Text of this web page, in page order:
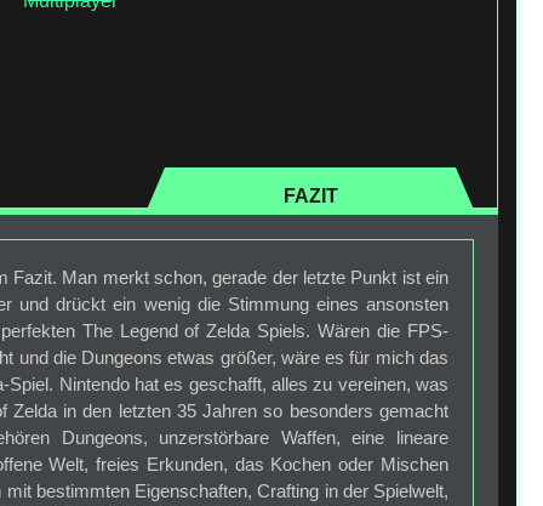
FAZIT
Fazit. Man merkt schon, gerade der letzte Punkt ist ein
und drückt ein wenig die Stimmung eines ansonsten
The Legend of Zelda Spiels. Wären die FPS-
und die Dungeons etwas größer, wäre es für mich das
Spiel. Nintendo hat es geschafft, alles zu vereinen, was
Zelda in den letzten 35 Jahren so besonders gemacht
Dungeons, unzerstörbare Waffen, eine lineare
Welt, freies Erkunden, das Kochen oder Mischen
bestimmten Eigenschaften, Crafting in der Spielwelt,